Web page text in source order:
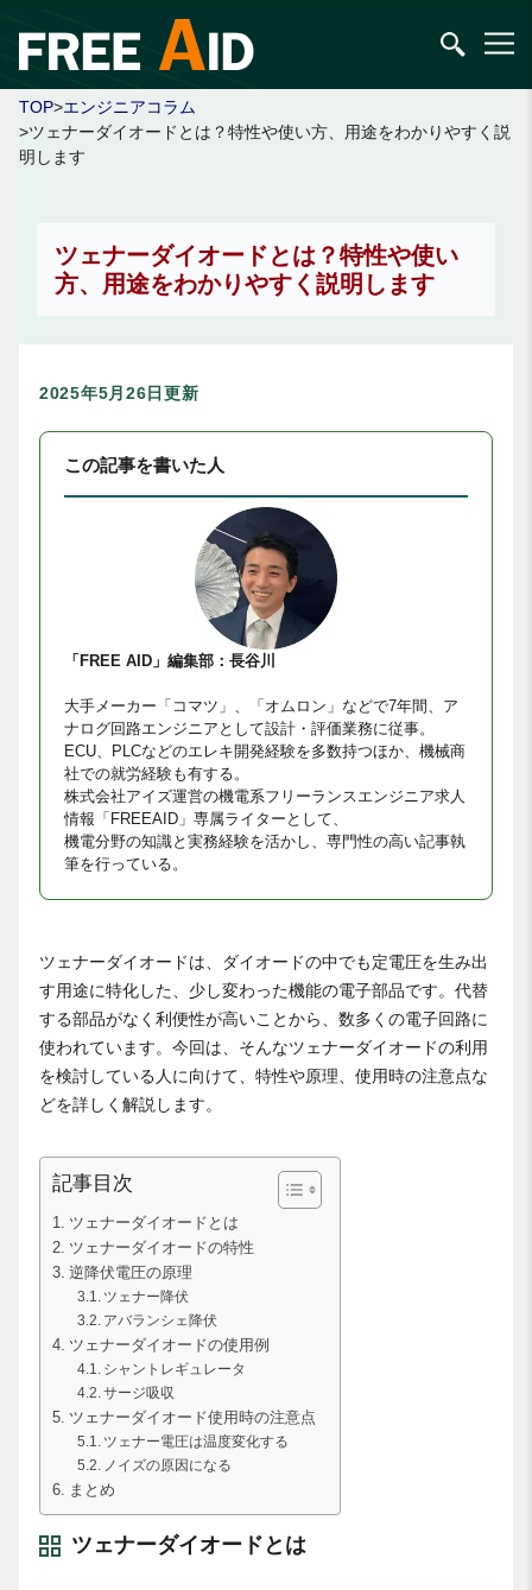
TOP>エンジニアコラム
>ツェナーダイオードとは？特性や使い方、用途をわかりやすく説
明します
ツェナーダイオードとは？特性や使い
方、用途をわかりやすく説明します
2025年5月26日更新
この記事を書いた人
「FREE AID」編集部：長谷川
大手メーカー「コマツ」、「オムロン」などで7年間、ア
ナログ回路エンジニアとして設計・評価業務に従事。
ECU、PLCなどのエレキ開発経験を多数持つほか、機械商
社での就労経験も有する。
株式会社アイズ運営の機電系フリーランスエンジニア求人
情報「FREEAID」専属ライターとして、
機電分野の知識と実務経験を活かし、専門性の高い記事執
筆を行っている。
ツェナーダイオードは、ダイオードの中でも定電圧を生み出
す用途に特化した、少し変わった機能の電子部品です。代替
する部品がなく利便性が高いことから、数多くの電子回路に
使われています。今回は、そんなツェナーダイオードの利用
を検討している人に向けて、特性や原理、使用時の注意点な
どを詳しく解説します。
記事目次
ツェナーダイオードとは
ツェナーダイオードの特性
逆降伏電圧の原理
ツェナー降伏
アバランシェ降伏
ツェナーダイオードの使用例
シャントレギュレータ
サージ吸収
ツェナーダイオード使用時の注意点
ツェナー電圧は温度変化する
ノイズの原因になる
まとめ
ツェナーダイオードとは